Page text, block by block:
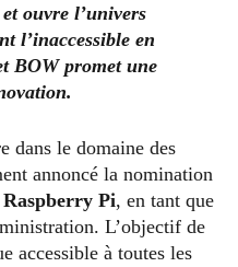
ouvre l’univers
l’inaccessible en
BOW promet une
dans le domaine des
annoncé la nomination
Raspberry Pi, en tant que
L’objectif de
accessible à toutes les